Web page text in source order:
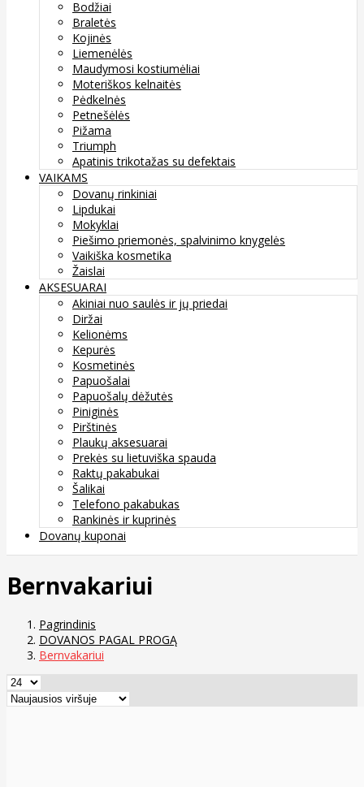
Bodžiai
Braletės
Kojinės
Liemenėlės
Maudymosi kostiumėliai
Moteriškos kelnaitės
Pėdkelnės
Petnešėlės
Pižama
Triumph
Apatinis trikotažas su defektais
VAIKAMS
Dovanų rinkiniai
Lipdukai
Mokyklai
Piešimo priemonės, spalvinimo knygelės
Vaikiška kosmetika
Žaislai
AKSESUARAI
Akiniai nuo saulės ir jų priedai
Diržai
Kelionėms
Kepurės
Kosmetinės
Papuošalai
Papuošalų dėžutės
Piniginės
Pirštinės
Plaukų aksesuarai
Prekės su lietuviška spauda
Raktų pakabukai
Šalikai
Telefono pakabukas
Rankinės ir kuprinės
Dovanų kuponai
Bernvakariui
Pagrindinis
DOVANOS PAGAL PROGĄ
Bernvakariui